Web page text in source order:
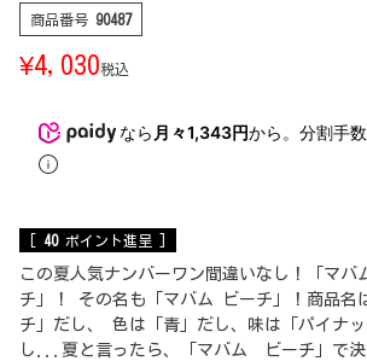
商品番号 90487
¥4,030税込
なら 月々1,343円から。分割手
40 ポイント進呈 ]
この夏人気ナンバーワン間違いなし！「マ
チ」！ その名も「マバム ビーチ」！商品名
チ」だし、 色は「青」だし、味は「パイナ
し...夏と言ったら、「マバム ビーチ」で決